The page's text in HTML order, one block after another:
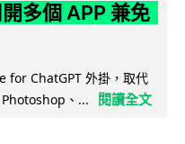
多個 APP 兼免
for ChatGPT 外掛，取代
、...
閱讀全文